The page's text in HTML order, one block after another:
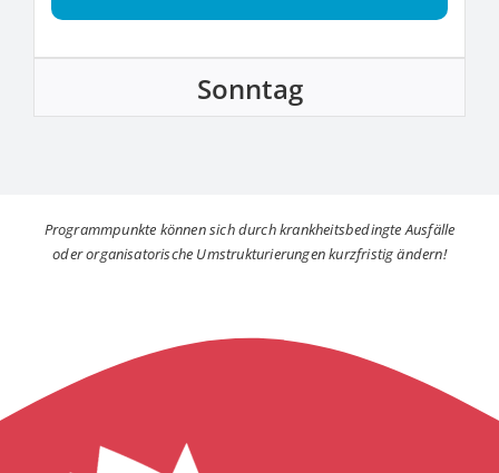
Sonntag
Programmpunkte können sich durch krankheitsbedingte Ausfälle
oder organisatorische Umstrukturierungen kurzfristig ändern!